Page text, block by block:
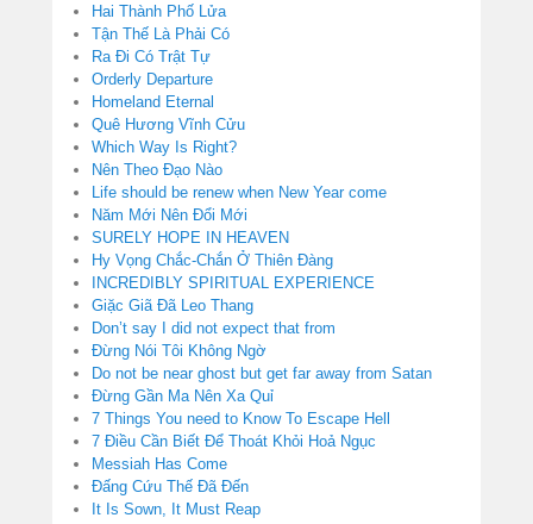
Hai Thành Phố Lửa
Tận Thế Là Phải Có
Ra Đi Có Trật Tự
Orderly Departure
Homeland Eternal
Quê Hương Vĩnh Cửu
Which Way Is Right?
Nên Theo Đạo Nào
Life should be renew when New Year come
Năm Mới Nên Đổi Mới
SURELY HOPE IN HEAVEN
Hy Vọng Chắc-Chắn Ở Thiên Đàng
INCREDIBLY SPIRITUAL EXPERIENCE
Giặc Giã Đã Leo Thang
Don’t say I did not expect that from
Đừng Nói Tôi Không Ngờ
Do not be near ghost but get far away from Satan
Đừng Gần Ma Nên Xa Quỉ
7 Things You need to Know To Escape Hell
7 Điều Cần Biết Để Thoát Khỏi Hoả Ngục
Messiah Has Come
Đấng Cứu Thế Đã Đến
It Is Sown, It Must Reap